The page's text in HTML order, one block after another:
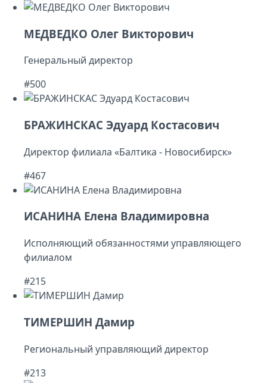
МЕДВЕДКО Олег Викторович
Генеральный директор
#500
БРАЖИНСКАС Эдуард Костасович
Директор филиала «Балтика - Новосибирск»
#467
ИСАНИНА Елена Владимировна
Исполняющий обязанностями управляющего
филиалом
#215
ТИМЕРШИН Дамир
Региональный управляющий директор
#213